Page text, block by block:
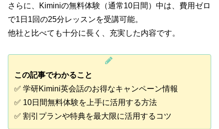
さらに、Kiminiの無料体験（通常10日間）中は、費用ゼロ
で1日1回の25分レッスンを受講可能。
他社と比べても十分に長く、充実した内容です。
この記事でわかること
✅ 学研Kimini英会話のお得なキャンペーン情報
✅ 10日間無料体験を上手に活用する方法
✅ 割引プランや特典を最大限に活用するコツ